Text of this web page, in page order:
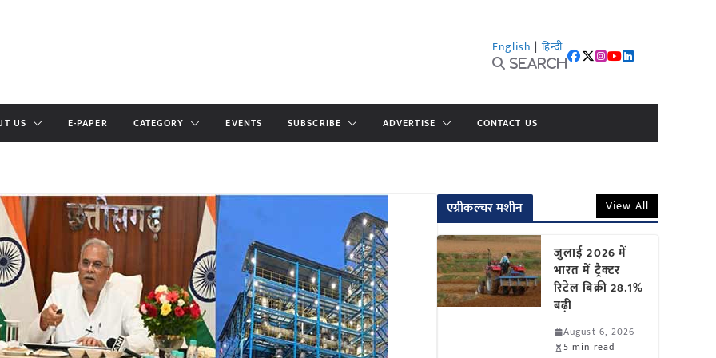
English | हिन्दी
Search
US E-PAPER CATEGORY EVENTS SUBSCRIBE ADVERTISE CONTACT US
एग्रीकल्चर मशीन View All
जुलाई 2026 में
भारत में ट्रैक्टर
रिटेल बिक्री 28.1%
बढ़ी
August 6, 2026
5 min read